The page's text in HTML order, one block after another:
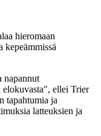
hieromaan
kepeämmissä
napannut
ellei Trier
tapahtumia ja
latteuksien ja